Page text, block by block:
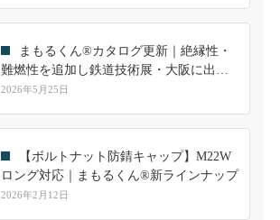
まもるくん®カタログ更新｜絶縁性・
難燃性を追加し鉄道技術展・大阪に出展
します
2026年5月25日
【ボルトナット防錆キャップ】M22W
ロング対応｜まもるくん®新ラインナップ
2026年2月12日